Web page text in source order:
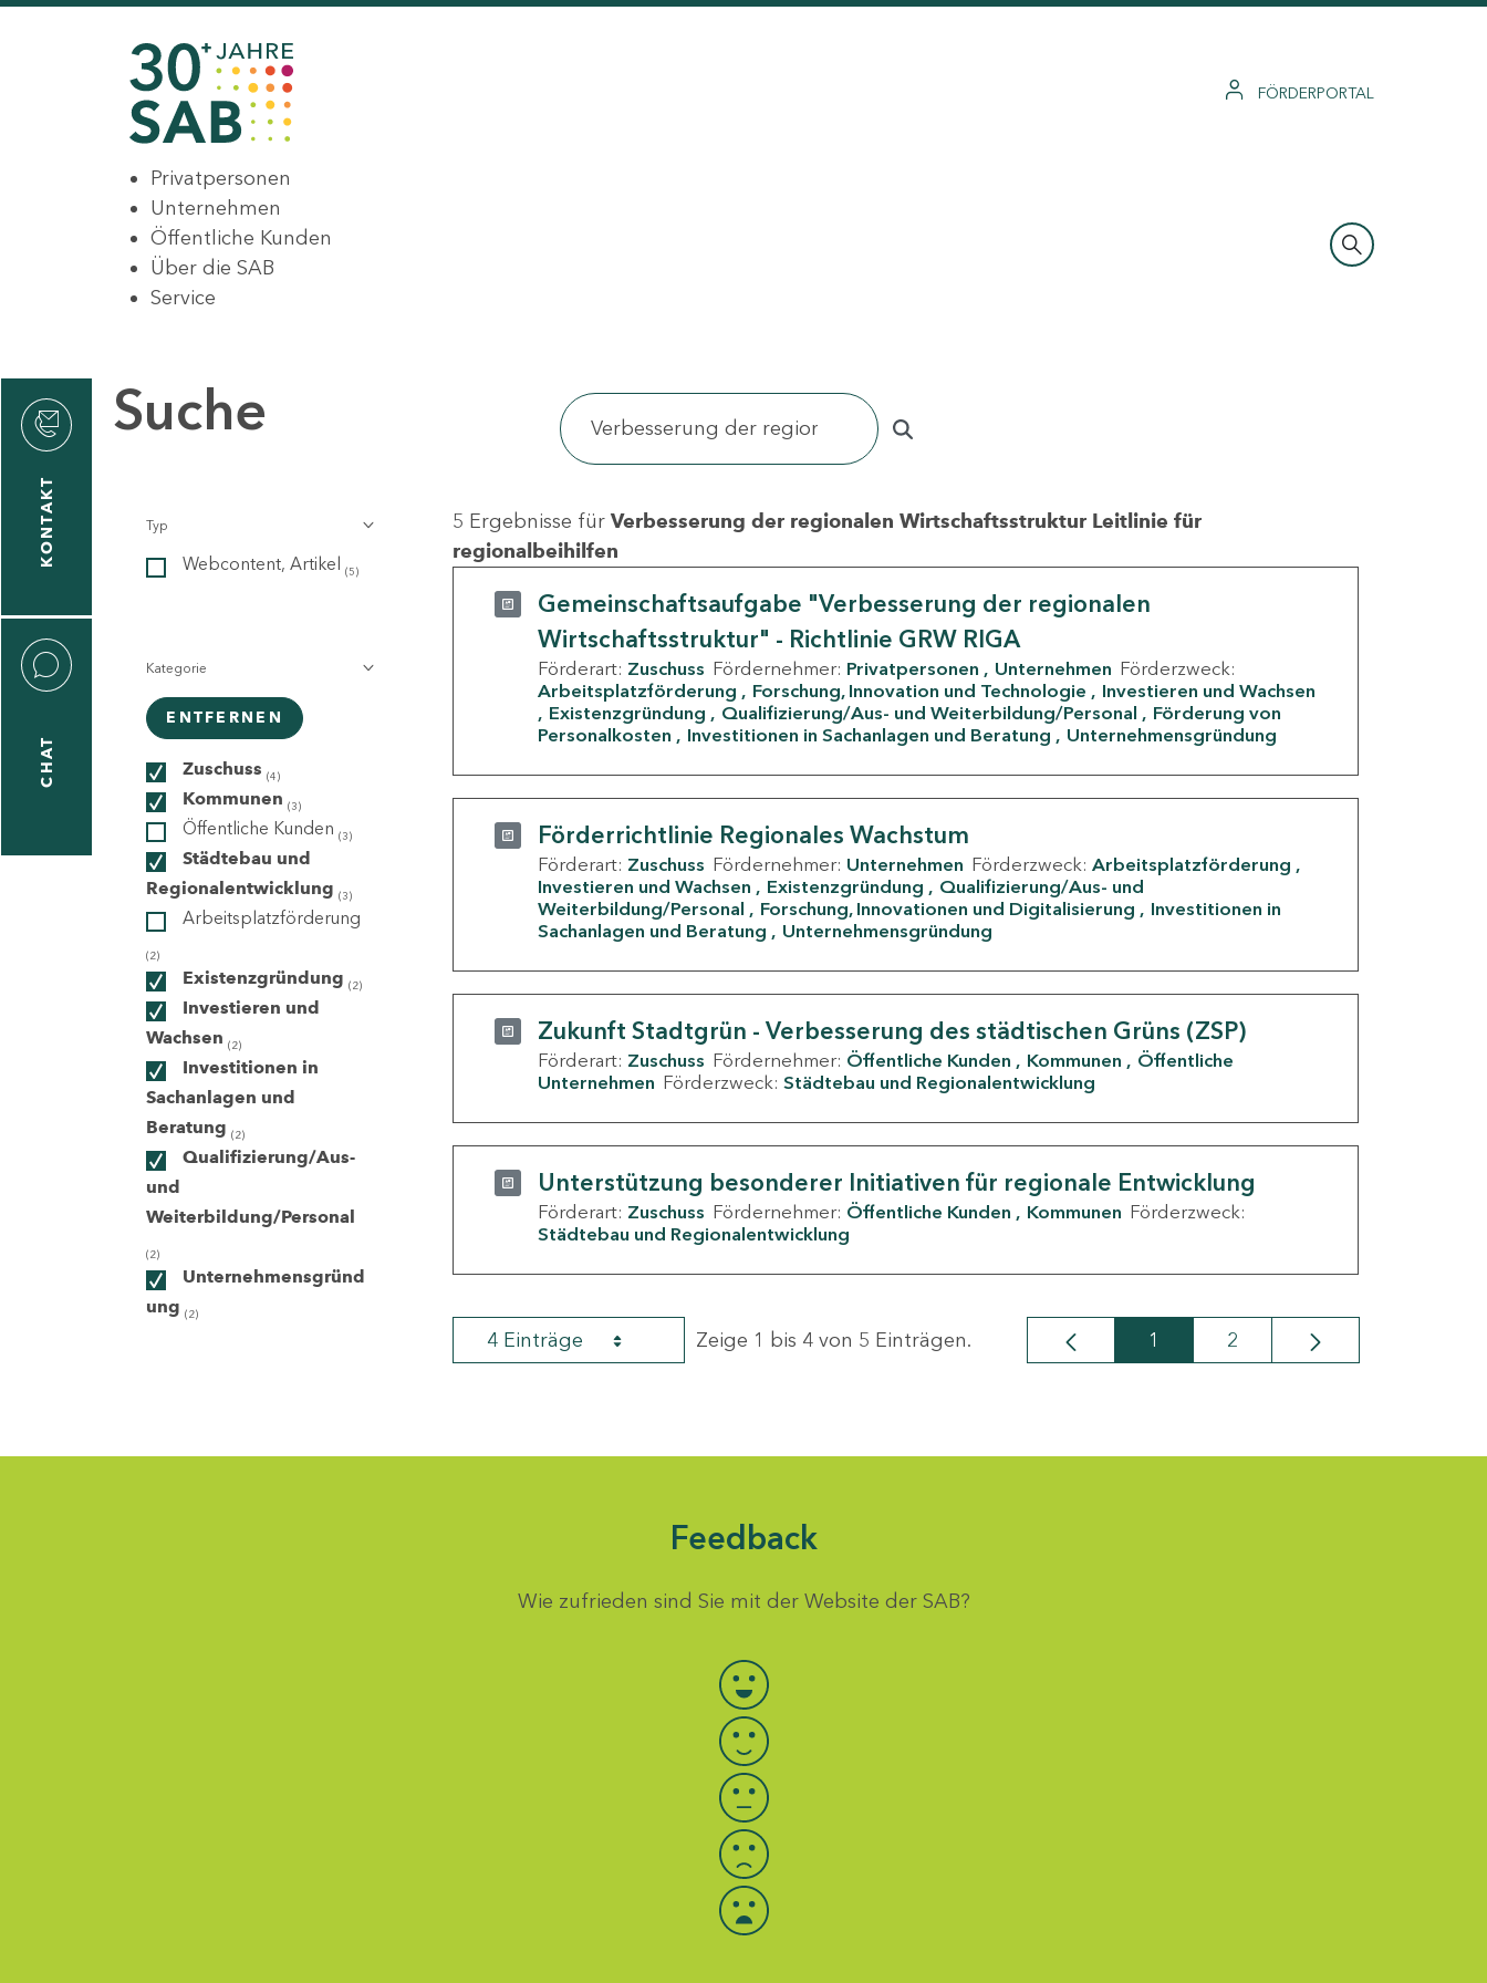
FÖRDERPORTAL
Privatpersonen
Unternehmen
Öffentliche Kunden
Über die SAB
Service
KONTAKT
CHAT
Suche
Typ
Webcontent, Artikel (5)
Kategorie
ENTFERNEN
Zuschuss (4)
Kommunen (3)
Öffentliche Kunden (3)
Städtebau und
Regionalentwicklung (3)
Arbeitsplatzförderung
(2)
Existenzgründung (2)
Investieren und
Wachsen (2)
Investitionen in
Sachanlagen und
Beratung (2)
Qualifizierung/Aus-
und
Weiterbildung/Personal
(2)
Unternehmensgründ
ung (2)
5 Ergebnisse für Verbesserung der regionalen Wirtschaftsstruktur Leitlinie für
regionalbeihilfen
Gemeinschaftsaufgabe "Verbesserung der regionalen
Wirtschaftsstruktur" - Richtlinie GRW RIGA
Förderart: Zuschuss Fördernehmer: Privatpersonen Unternehmen Förderzweck:
Arbeitsplatzförderung
Forschung, Innovation und Technologie
Investieren und Wachsen
Existenzgründung
Qualifizierung/Aus- und Weiterbildung/Personal
Förderung von
Personalkosten
Investitionen in Sachanlagen und Beratung Unternehmensgründung
Förderrichtlinie Regionales Wachstum
Förderart: Zuschuss Fördernehmer: Unternehmen Förderzweck: Arbeitsplatzförderung
Investieren und Wachsen
Existenzgründung
Qualifizierung/Aus- und
Weiterbildung/Personal
Forschung, Innovationen und Digitalisierung
Investitionen in
Sachanlagen und Beratung
Unternehmensgründung
Zukunft Stadtgrün - Verbesserung des städtischen Grüns (ZSP)
Förderart: Zuschuss Fördernehmer: Öffentliche Kunden Kommunen
Öffentliche
Unternehmen Förderzweck: Städtebau und Regionalentwicklung
Unterstützung besonderer Initiativen für regionale Entwicklung
Förderart: Zuschuss Fördernehmer: Öffentliche Kunden Kommunen Förderzweck:
Städtebau und Regionalentwicklung
4 Einträge Zeige 1 bis 4 von 5 Einträgen. Seite
1 Seite
2
Feedback
Wie zufrieden sind Sie mit der Website der SAB?
Bewertung auswählen